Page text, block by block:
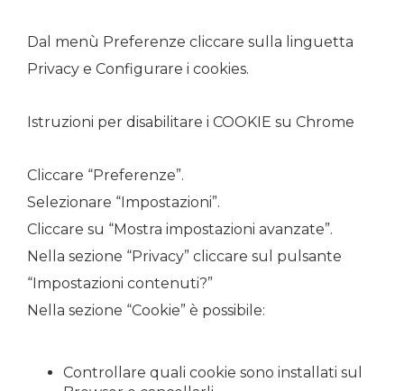
Dal menù Preferenze cliccare sulla linguetta
Privacy e Configurare i cookies.
Istruzioni per disabilitare i COOKIE su Chrome
Cliccare “Preferenze”.
Selezionare “Impostazioni”.
Cliccare su “Mostra impostazioni avanzate”.
Nella sezione “Privacy” cliccare sul pulsante
“Impostazioni contenuti?”
Nella sezione “Cookie” è possibile:
Controllare quali cookie sono installati sul